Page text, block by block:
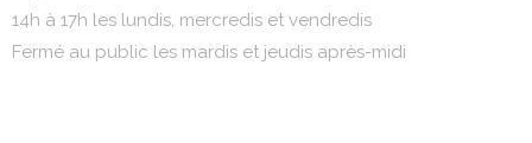
14h à 17h les lundis, mercredis et vendredis
Fermé au public les mardis et jeudis après-midi